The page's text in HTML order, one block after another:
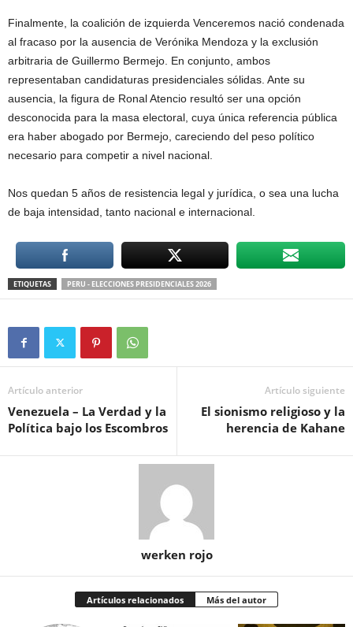
Finalmente, la coalición de izquierda Venceremos nació condenada
al fracaso por la ausencia de Verónika Mendoza y la exclusión
arbitraria de Guillermo Bermejo. En conjunto, ambos
representaban candidaturas presidenciales sólidas. Ante su
ausencia, la figura de Ronal Atencio resultó ser una opción
desconocida para la masa electoral, cuya única referencia pública
era haber abogado por Bermejo, careciendo del peso político
necesario para competir a nivel nacional.
Nos quedan 5 años de resistencia legal y jurídica, o sea una lucha
de baja intensidad, tanto nacional e internacional.
ETIQUETAS PERU - ELECCIONES PRESIDENCIALES 2026
Artículo anterior
Venezuela – La Verdad y la
Política bajo los Escombros
Artículo siguiente
El sionismo religioso y la
herencia de Kahane
werken rojo
Artículos relacionados Más del autor